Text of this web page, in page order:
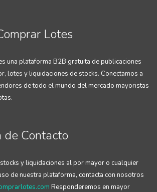
Lotes
una plataforma B2B gratuita de publicaciones
lotes y liquidaciones de stocks. Conectamos a
de todo el mundo del mercado mayoristas
de Contacto
y liquidaciones al por mayor o cualquier
de nuestra plataforma, contacta con nosotros
Responderemos en mayor